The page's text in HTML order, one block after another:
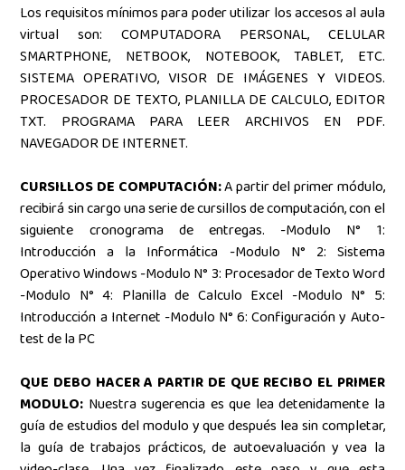
Los requisitos mínimos para poder utilizar los accesos al aula
virtual son: COMPUTADORA PERSONAL, CELULAR
SMARTPHONE, NETBOOK, NOTEBOOK, TABLET, ETC.
SISTEMA OPERATIVO, VISOR DE IMÁGENES Y VIDEOS.
PROCESADOR DE TEXTO, PLANILLA DE CALCULO, EDITOR
TXT. PROGRAMA PARA LEER ARCHIVOS EN PDF.
NAVEGADOR DE INTERNET.
CURSILLOS DE COMPUTACIÓN:A partir del primer módulo,
recibirá sin cargo una serie de cursillos de computación, con el
siguiente cronograma de entregas. -Modulo N° 1:
Introducción a la Informática -Modulo N° 2: Sistema
Operativo Windows -Modulo N° 3: Procesador de Texto Word
-Modulo N° 4: Planilla de Calculo Excel -Modulo N° 5:
Introducción a Internet -Modulo N° 6: Configuración y Auto-
test de la PC
QUE DEBO HACER A PARTIR DE QUE RECIBO EL PRIMER
MODULO: Nuestra sugerencia es que lea detenidamente la
guía de estudios del modulo y que después lea sin completar,
la guía de trabajos prácticos, de autoevaluación y vea la